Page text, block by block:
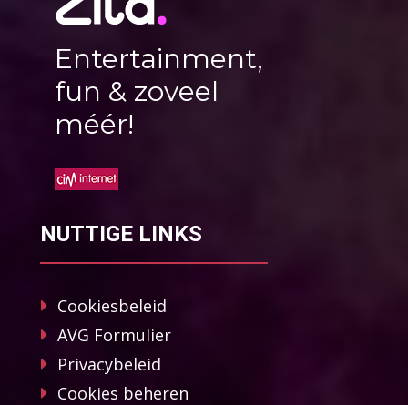
Entertainment,
fun & zoveel
méér!
NUTTIGE LINKS
Cookiesbeleid
AVG Formulier
Privacybeleid
Cookies beheren